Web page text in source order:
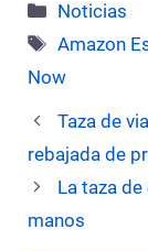
Categorías
Noticias
Etiquetas
Amazon
Now
Taza de
rebajada de
La taza
manos